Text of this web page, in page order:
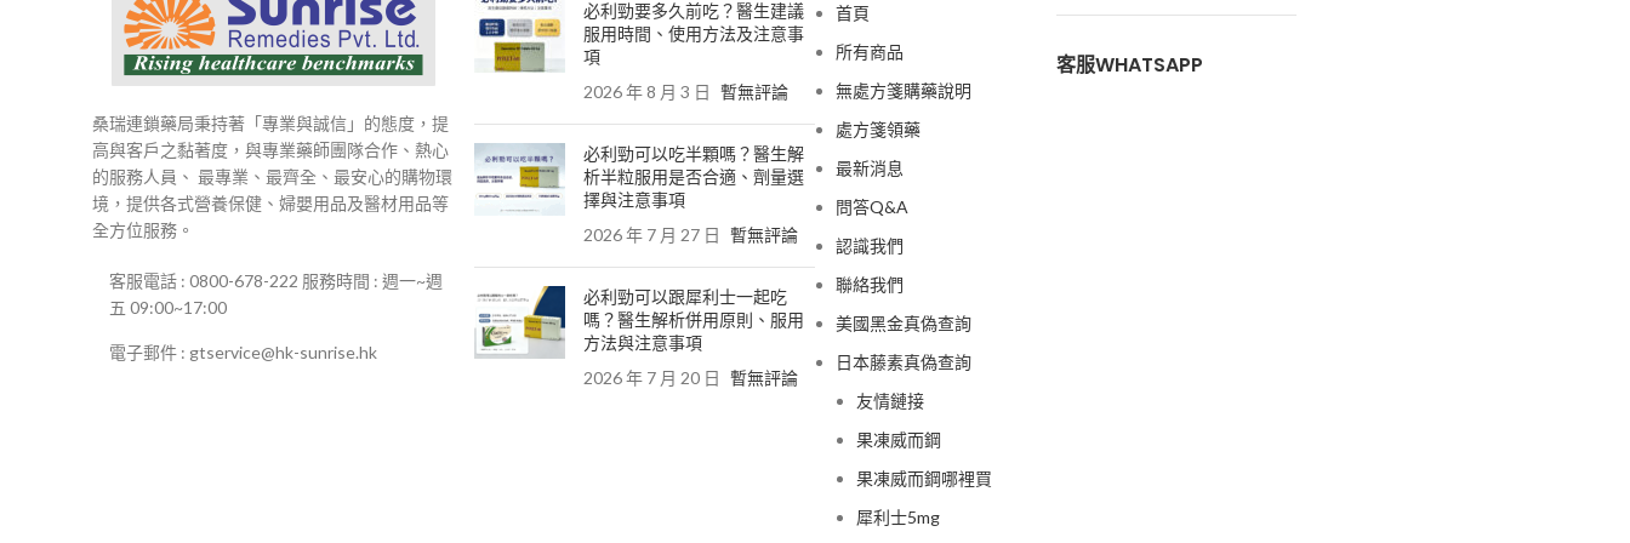
桑瑞連鎖藥局秉持著「專業與誠信」的態度，提
高與客戶之黏著度，與專業藥師團隊合作、熱心
的服務人員、 最專業、最齊全、最安心的購物環
境，提供各式營養保健、婦嬰用品及醫材用品等
全方位服務。
客服電話 : 0800-678-222 服務時間 : 週一~週
五 09:00~17:00
電子郵件 : gtservice@hk-sunrise.hk
必利勁要多久前吃？醫生建議
服用時間、使用方法及注意事
項
2026 年 8 月 3 日 暫無評論
必利勁可以吃半顆嗎？醫生解
析半粒服用是否合適、劑量選
擇與注意事項
2026 年 7 月 27 日 暫無評論
必利勁可以跟犀利士一起吃
嗎？醫生解析併用原則、服用
方法與注意事項
2026 年 7 月 20 日 暫無評論
首頁
所有商品
無處方箋購藥說明
處方箋領藥
最新消息
問答Q&A
認識我們
聯絡我們
美國黑金真偽查詢
日本藤素真偽查詢
友情鏈接
果凍威而鋼
果凍威而鋼哪裡買
犀利士5mg
客服WHATSAPP